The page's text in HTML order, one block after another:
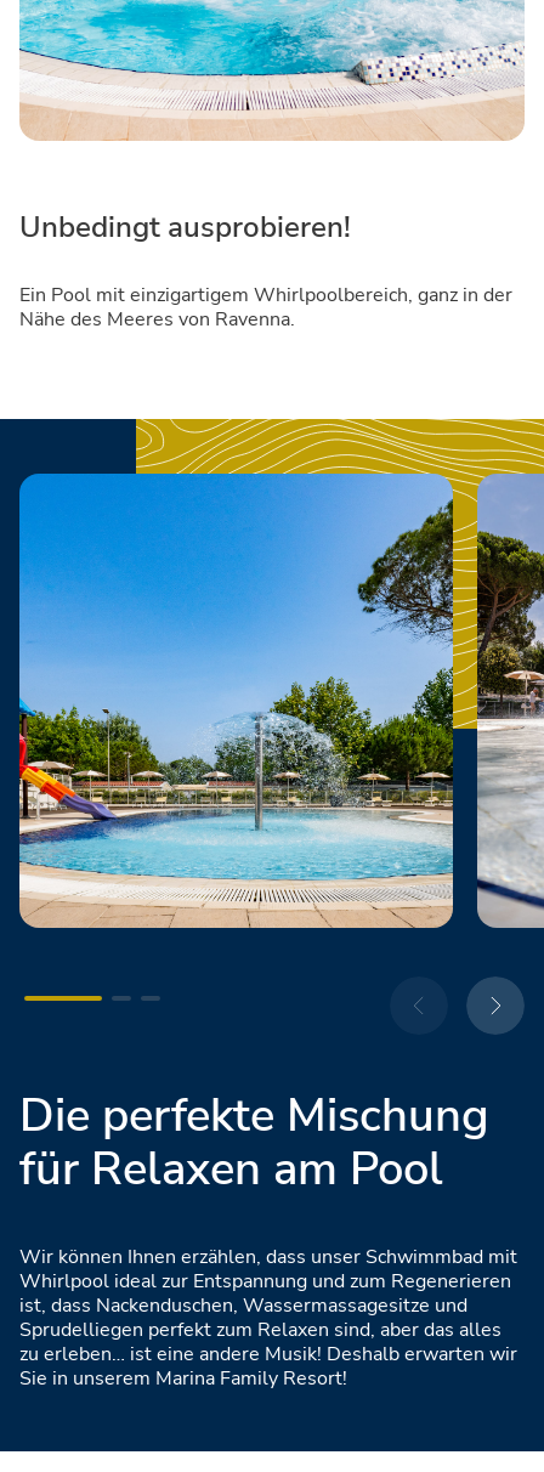
Unbedingt ausprobieren!
Ein Pool mit einzigartigem Whirlpoolbereich, ganz in der
Nähe des Meeres von Ravenna.
Die perfekte Mischung
für Relaxen am Pool
Wir können Ihnen erzählen, dass unser Schwimmbad mit
Whirlpool ideal zur Entspannung und zum Regenerieren
ist, dass Nackenduschen, Wassermassagesitze und
Sprudelliegen perfekt zum Relaxen sind, aber das alles
zu erleben… ist eine andere Musik! Deshalb erwarten wir
Sie in unserem Marina Family Resort!